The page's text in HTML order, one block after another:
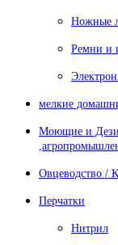
Ножные
Ремни и
мелкие
Моющие и
Овцеводство /
Перчатки
Нитрил